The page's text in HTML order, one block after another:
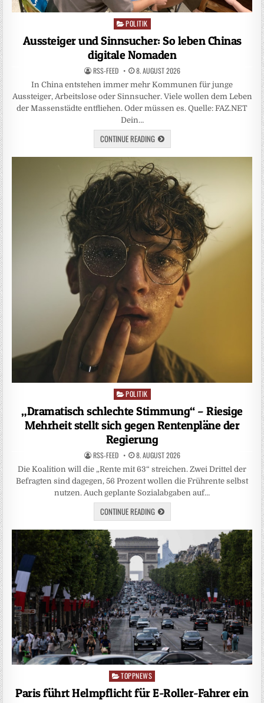
Posted
POLITIK
Aussteiger und Sinnsucher: So leben Chinas
digitale Nomaden
RSS-FEED 8. AUGUST 2026
In China entstehen immer mehr Kommunen für junge
Aussteiger, Arbeitslose oder Sinnsucher. Viele wollen dem Leben
der Massenstädte entfliehen. Oder müssen es. Quelle: FAZ.NET
Dein…
CONTINUE READING
Posted
in
POLITIK
„Dramatisch schlechte Stimmung“ – Riesige
Mehrheit stellt sich gegen Rentenpläne der
Regierung
RSS-FEED 8. AUGUST 2026
Die Koalition will die „Rente mit 63“ streichen. Zwei Drittel der
Befragten sind dagegen, 56 Prozent wollen die Frührente selbst
nutzen. Auch geplante Sozialabgaben auf…
CONTINUE READING
Posted
in
TOPPNEWS
Paris führt Helmpflicht für E-Roller-Fahrer ein